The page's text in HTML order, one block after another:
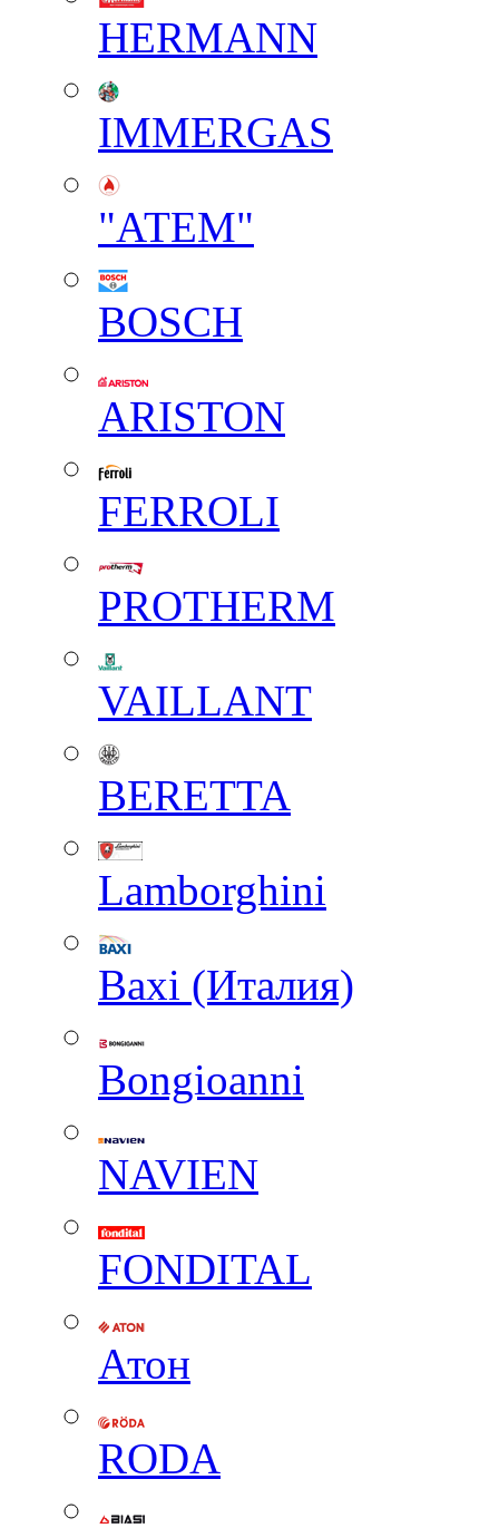
HERMANN
IMMERGAS
"АТЕМ"
BOSCH
ARISTON
FERROLI
PROTHERM
VAILLANT
BERETTA
Lamborghini
Baxi (Италия)
Вongioanni
NAVIEN
FONDITAL
Атон
RODA